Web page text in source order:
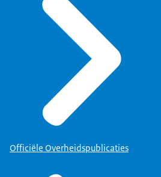
Officiële Overheidspublicaties